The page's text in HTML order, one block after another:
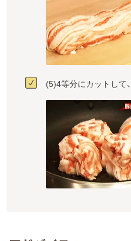
(5)4等分にカットして